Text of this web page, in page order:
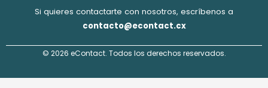
Si quieres contactarte con nosotros, escríbenos a
contacto@econtact.cx
© 2026 eContact. Todos los derechos reservados.